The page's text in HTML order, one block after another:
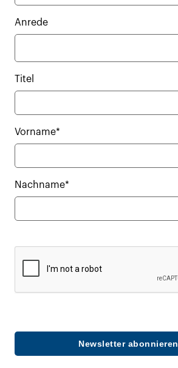
Anrede
Titel
Vorname*
Nachname*
Newsletter abonnieren